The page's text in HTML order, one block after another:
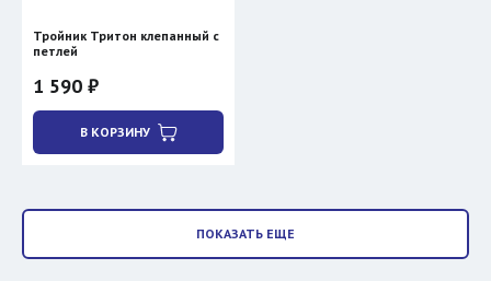
Тройник Тритон клепанный с
петлей
1 590 ₽
В КОРЗИНУ
ПОКАЗАТЬ ЕЩЕ